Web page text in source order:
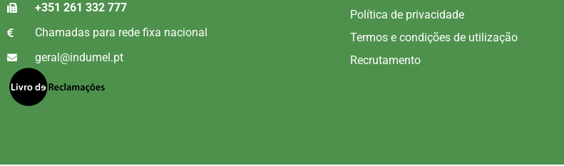
+351 261 332 777
Chamadas para rede fixa nacional
geral@indumel.pt
Política de privacidade
Termos e condições de utilização
Recrutamento